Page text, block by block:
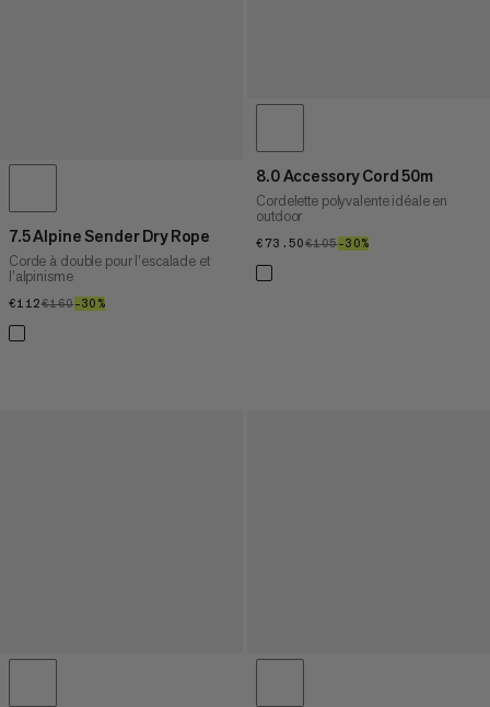
7.5 Alpine Sender Dry Rope
Corde à double pour l’escalade et
l’alpinisme
€112€112
€160€160
–30%
8.0 Accessory Cord 50m
Cordelette polyvalente idéale en
outdoor
€73.50€73.50
€105€105
–30%